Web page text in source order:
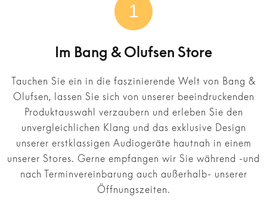
1
Im Bang & Olufsen Store
Tauchen Sie ein in die faszinierende Welt von Bang &
Olufsen, lassen Sie sich von unserer beeindruckenden
Produktauswahl verzaubern und erleben Sie den
unvergleichlichen Klang und das exklusive Design
unserer erstklassigen Audiogeräte hautnah in einem
unserer Stores. Gerne empfangen wir Sie während -und
nach Terminvereinbarung auch außerhalb- unserer
Öffnungszeiten.